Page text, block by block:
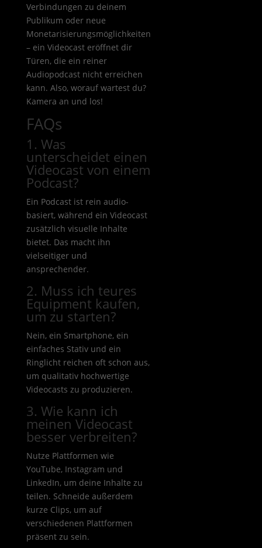
Verbindungen zu deinem
Publikum oder neue
Monetarisierungsmöglichkeiten
– ein Videocast eröffnet dir
Türen, die ein reiner
Audiopodcast nicht erreichen
kann. Also, worauf wartest du?
Kamera an und los!
FAQs
1. Was
unterscheidet einen
Videocast von einem
Podcast?
Ein Podcast ist rein audio-
basiert, während ein Videocast
zusätzlich visuelle Inhalte
bietet. Das macht ihn
vielseitiger und
ansprechender.
2. Muss ich teures
Equipment kaufen,
um zu starten?
Nein, ein Smartphone, ein
einfaches Stativ und ein
Ringlicht reichen oft schon aus,
um qualitativ hochwertige
Videocasts zu produzieren.
3. Wie kann ich
meinen Videocast
besser verbreiten?
Nutze Plattformen wie
YouTube, Instagram und
LinkedIn, um deine Inhalte zu
teilen. Schneide außerdem
kurze Clips, um auf
verschiedenen Plattformen
präsent zu sein.